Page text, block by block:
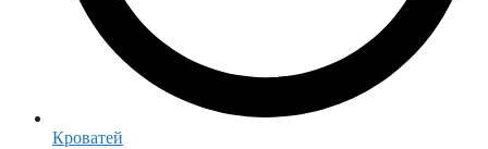
Кроватей